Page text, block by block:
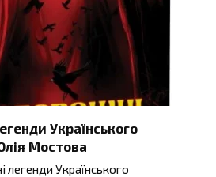
Українського
Мостова
легенди Українського